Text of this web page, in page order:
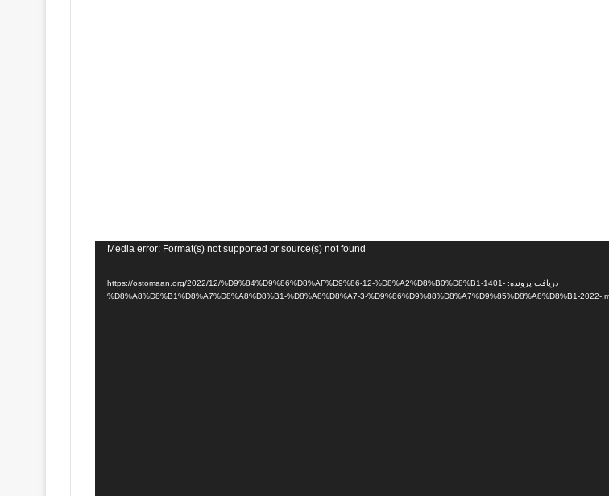
Media error: Format(s) not supported or source(s) not found
دریافت پرونده: https://ostomaan.org/2022/12/%D9%84%D9%86%D8%AF%D9%86-12-%D8%A2%D8%B0%D8%B1-1401-
%D8%A8%D8%B1%D8%A7%D8%A8%D8%B1-%D8%A8%D8%A7-3-%D9%86%D9%88%D8%A7%D9%85%D8%A8%D8%B1-2022-